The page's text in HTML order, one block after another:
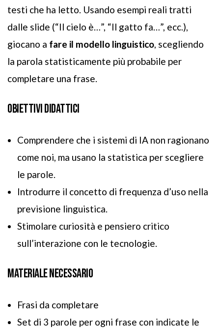
testi che ha letto. Usando esempi reali tratti
dalle slide (“Il cielo è…”, “Il gatto fa…”, ecc.),
giocano a fare il modello linguistico , scegliendo
la parola statisticamente più probabile per
completare una frase.
OBIETTIVI DIDATTICI
Comprendere che i sistemi di IA non ragionano
come noi, ma usano la statistica per scegliere
le parole.
Introdurre il concetto di frequenza d’uso nella
previsione linguistica.
Stimolare curiosità e pensiero critico
sull’interazione con le tecnologie.
MATERIALE NECESSARIO
Frasi da completare
Set di 3 parole per ogni frase con indicate le